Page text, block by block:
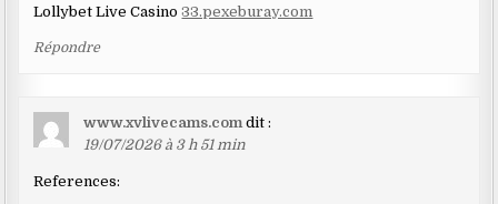
Lollybet Live Casino33.pexeburay.com
Répondre
www.xvlivecams.com dit :
19/07/2026 à 3 h 51 min
References: